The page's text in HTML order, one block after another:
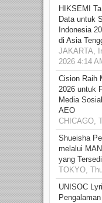
HIKSEMI
Data untuk
Indonesia
di Asia
JAKARTA,
2026 4:14
Cision Raih
2026 untuk
Media
AEO
CHICAGO,
Shueisha
melalui
yang
TOKYO,
UNISOC